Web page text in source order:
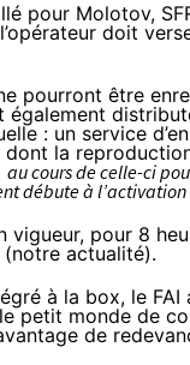
pour Molotov,
doit
pourront être
également
: un service
dont la
au cours de celle-ci
débute à
vigueur, pour 8
(notre actualité).
à la box, le FAI
petit monde de
de